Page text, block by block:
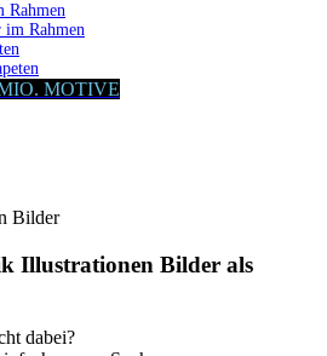
Rahmen
MOTIVE
Bilder
Illustrationen Bilder als
dabei?